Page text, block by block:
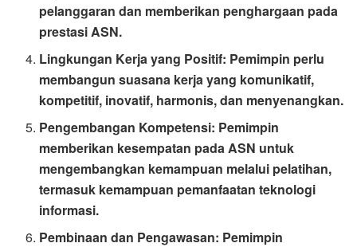
pelanggaran dan memberikan penghargaan pada
prestasi ASN.
Lingkungan Kerja yang Positif: Pemimpin perlu
membangun suasana kerja yang komunikatif,
kompetitif, inovatif, harmonis, dan menyenangkan.
Pengembangan Kompetensi: Pemimpin
memberikan kesempatan pada ASN untuk
mengembangkan kemampuan melalui pelatihan,
termasuk kemampuan pemanfaatan teknologi
informasi.
Pembinaan dan Pengawasan: Pemimpin